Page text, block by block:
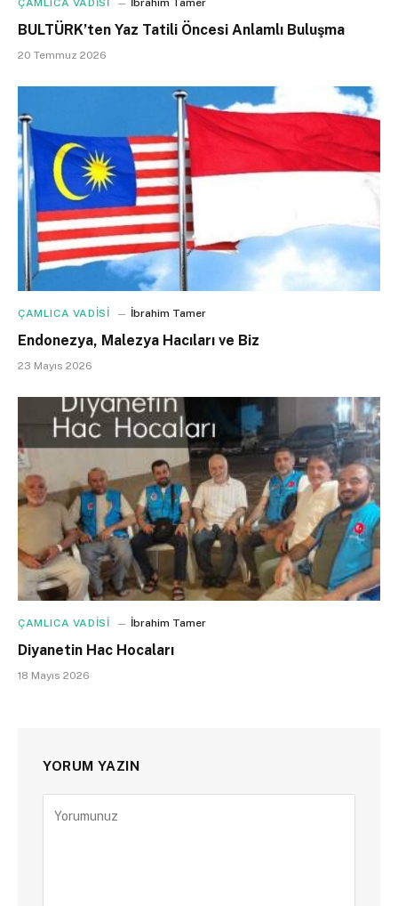
ÇAMLICA VADİSİ İbrahim Tamer
BULTÜRK’ten Yaz Tatili Öncesi Anlamlı Buluşma
20 Temmuz 2026
ÇAMLICA VADİSİ İbrahim Tamer
Endonezya, Malezya Hacıları ve Biz
23 Mayıs 2026
ÇAMLICA VADİSİ İbrahim Tamer
Diyanetin Hac Hocaları
18 Mayıs 2026
YORUM YAZIN